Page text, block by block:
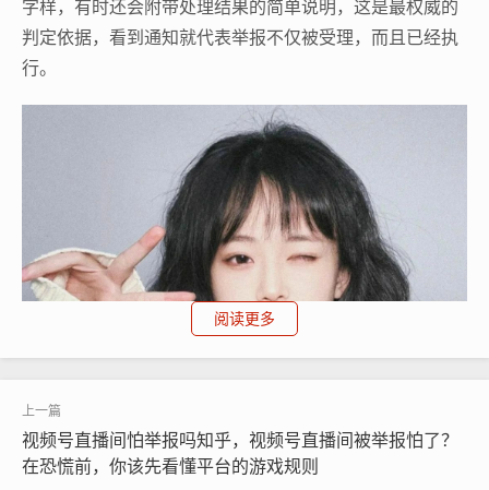
字样，有时还会附带处理结果的简单说明，这是最权威的
判定依据，看到通知就代表举报不仅被受理，而且已经执
行。
阅读更多
视频号直播间怕举报吗知乎，视频号直播间被举报怕了？
在恐慌前，你该先看懂平台的游戏规则